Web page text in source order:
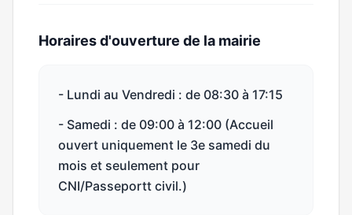
Horaires d'ouverture de la mairie
- Lundi au Vendredi : de 08:30 à 17:15
- Samedi : de 09:00 à 12:00 (Accueil
ouvert uniquement le 3e samedi du
mois et seulement pour
CNI/Passeportt civil.)